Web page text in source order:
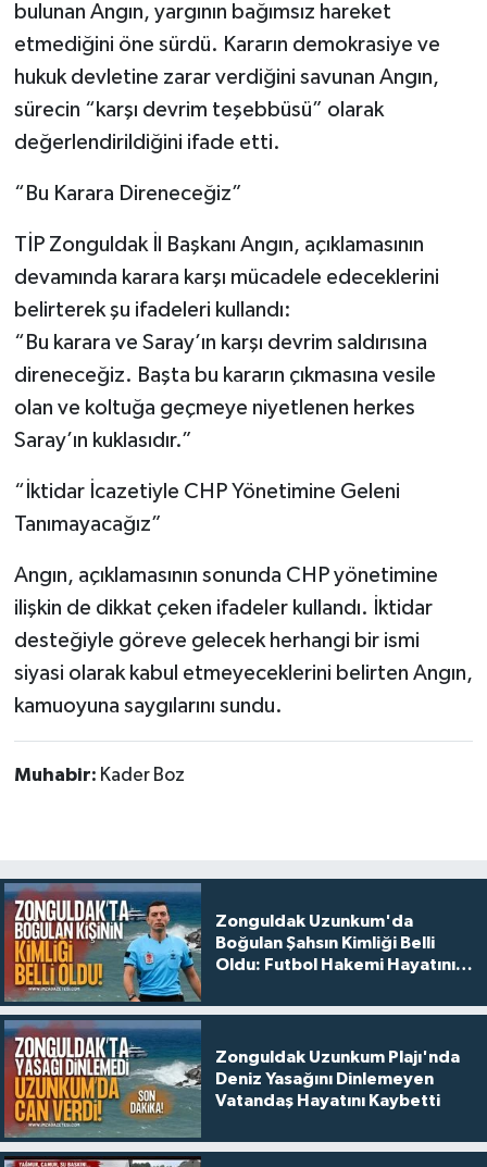
bulunan Angın, yargının bağımsız hareket
etmediğini öne sürdü. Kararın demokrasiye ve
hukuk devletine zarar verdiğini savunan Angın,
sürecin “karşı devrim teşebbüsü” olarak
değerlendirildiğini ifade etti.
“Bu Karara Direneceğiz”
TİP Zonguldak İl Başkanı Angın, açıklamasının
devamında karara karşı mücadele edeceklerini
belirterek şu ifadeleri kullandı:
“Bu karara ve Saray’ın karşı devrim saldırısına
direneceğiz. Başta bu kararın çıkmasına vesile
olan ve koltuğa geçmeye niyetlenen herkes
Saray’ın kuklasıdır.”
“İktidar İcazetiyle CHP Yönetimine Geleni
Tanımayacağız”
Angın, açıklamasının sonunda CHP yönetimine
ilişkin de dikkat çeken ifadeler kullandı. İktidar
desteğiyle göreve gelecek herhangi bir ismi
siyasi olarak kabul etmeyeceklerini belirten Angın,
kamuoyuna saygılarını sundu.
Muhabir: Kader Boz
Zonguldak Uzunkum'da
Boğulan Şahsın Kimliği Belli
Oldu: Futbol Hakemi Hayatını
Zonguldak Uzunkum Plajı'nda
Deniz Yasağını Dinlemeyen
Vatandaş Hayatını Kaybetti